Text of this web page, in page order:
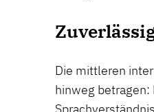
Die mittleren
hinweg